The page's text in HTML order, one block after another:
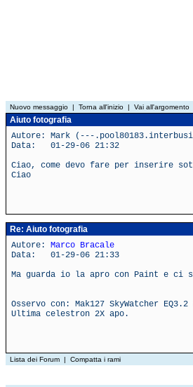
Nuovo messaggio | Torna all'inizio | Vai all'argomento
Aiuto fotografia
Autore: Mark (---
Data: 01-29-06 21:32
Ciao, come devo fare per inserire
Ciao
Re: Aiuto fotografia
Autore: Marco Bracale
Data: 01-29-06 21:33
Ma guarda io la apro con Paint e ci
Osservo con: Mak127 SkyWatcher
Ultima celestron 2X apo.
Lista dei Forum | Compatta i rami